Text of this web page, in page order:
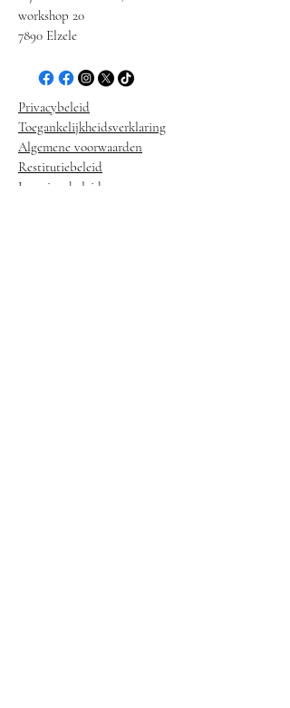
workshop 20
7890 Elzele
Privacybeleid
Toegankelijkheidsverklaring
Algemene voorwaarden
Restitutiebeleid
Leveringsbeleid